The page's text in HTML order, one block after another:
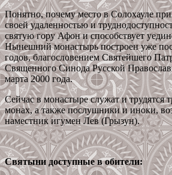
Понятно, почему место в Солохауле
своей удаленностью и
святую гору Афон и способствует
Нынешний монастырь построен уже
годов, благословением Святейшего
Священного Синода Русской
марта 2000 года.
Сейчас в монастыре служат и трудятся
монах, а также послушники и иноки,
наместник игумен Лев (Грызун).
Святыни доступные в обители: